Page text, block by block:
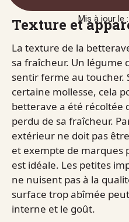
Mis à jour le
Texture et
La texture de la
sa fraîcheur. Un légume
sentir ferme au toucher.
certaine mollesse, cela
betterave a été récoltée
perdu de sa fraîcheur.
extérieur ne doit pas
et exempte de marques
est idéale. Les petites
ne nuisent pas à la
surface trop abîmée
interne et le goût.